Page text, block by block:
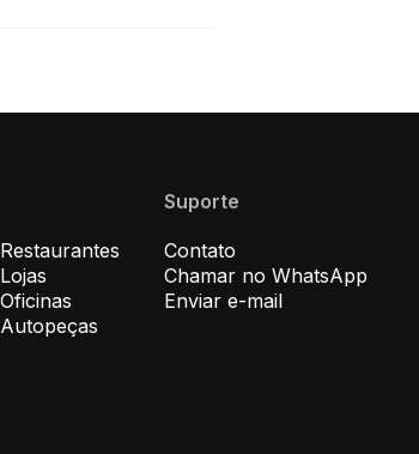
Suporte
Contato
Chamar no WhatsApp
Enviar e-mail